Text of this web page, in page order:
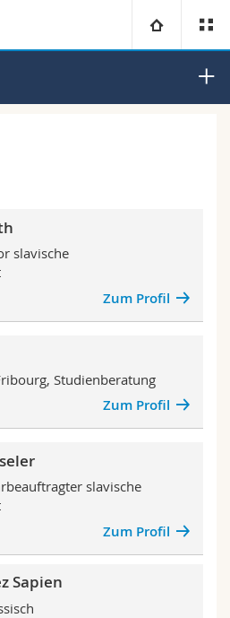
Fak.
Fak.
slavische
Zum Profil
Studienberatung
Zum Profil
slavische
Zum Profil
Sapien